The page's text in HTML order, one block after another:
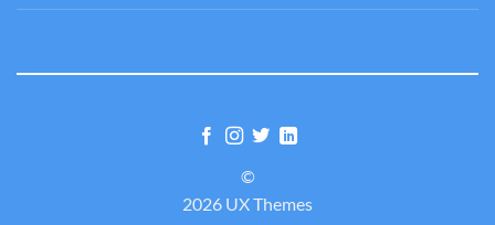
©
2026 UX Themes